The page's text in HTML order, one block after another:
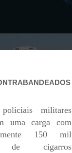
militares
uma carga com
150 mil
de cigarros